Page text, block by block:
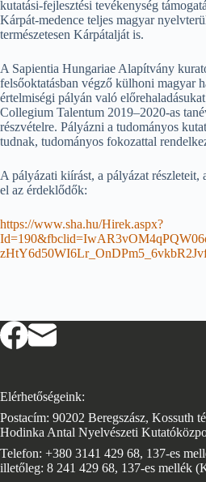
kutatási-fejlesztési tevékenység
Kárpát-medence teljes magyar
természetesen Kárpátalját is.
A Sapientia Hungariae Alapítvány
felsőoktatásban végző külhoni magyar
értelmiségi pályán való
Collegium Talentum 2019–2020-as
részvételre. Pályázni a tudományos
tudnak, tudományos fokozattal
A pályázati kiírást, a pályázat
el az érdeklődők:
https://www.sha.hu/Hirek.aspx?
Elérhetőségeink:
Postacím: 90202 Beregszász, Kossuth
Hodinka Antal Nyelvészeti
Telefon: +380 3141 429 68, 137-es
illetőleg: 8 241 429 68, 137-es mellék